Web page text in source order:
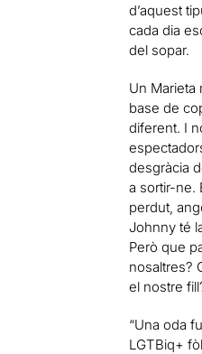
d’aquest
cada dia
del sopar.
Un Marieta
base de
diferent. I
desgràcia
a sortir-ne.
perdut,
Johnny té
Però que
nosaltres?
el nostre
“Una oda
LGTBiq+